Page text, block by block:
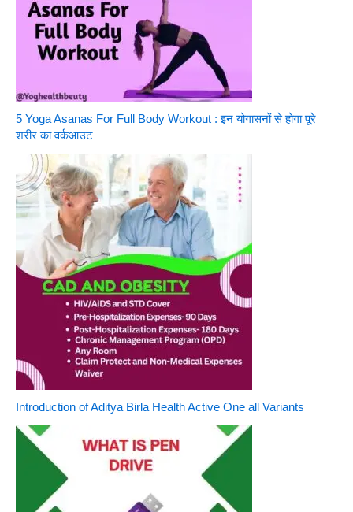
5 Yoga Asanas For Full Body Workout : इन योगासनों से होगा पूरे
शरीर का वर्कआउट
Introduction of Aditya Birla Health Active One all Variants